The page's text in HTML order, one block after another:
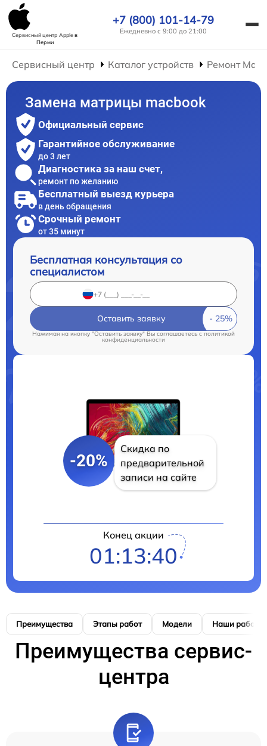
Сервисный центр Appleв
Перми
+7 (800) 101-14-79
Ежедневно с 9:00 до 21:00
Сервисный центр Каталог устройств Ремонт
Замена матрицы macbook
Официальный сервис
Гарантийное обслуживание
до 3 лет
Диагностика за наш счет,
ремонт по желанию
Бесплатный выезд курьера
в день обращения
Срочный ремонт
от 35 минут
Бесплатная консультация со
специалистом
Оставить заявку
Нажимая на кнопку "Оставить заявку" Вы соглашаетесь cполитикой
конфиденциальности
-20%
Скидка по
предварительной
записи на сайте
Конец акции
01:13:39
Преимущества Этапы работ Модели Наши работы
Преимущества сервис-
центра